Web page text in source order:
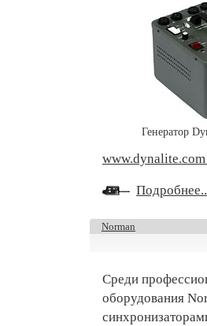
Генератор
Norman
Среди
оборудования